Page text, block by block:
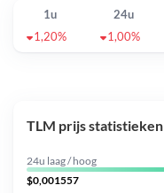
1u 24u
1,20%
1,00%
TLM prijs statistieken
24u laag / hoog
$0,001557